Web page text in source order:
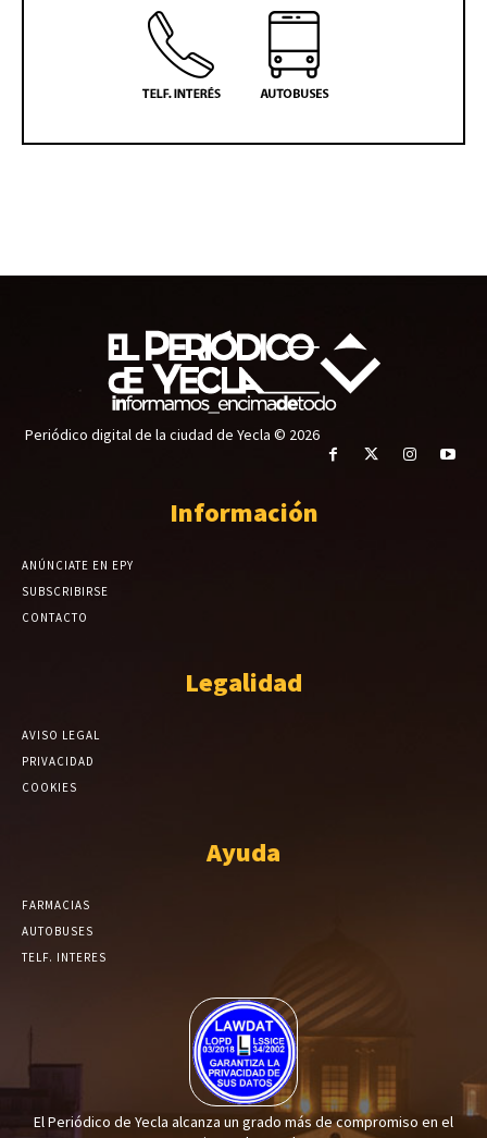
Periódico digital de la ciudad de Yecla © 2026
Información
ANÚNCIATE EN EPY
SUBSCRIBIRSE
CONTACTO
Legalidad
AVISO LEGAL
PRIVACIDAD
COOKIES
Ayuda
FARMACIAS
AUTOBUSES
TELF. INTERES
El Periódico de Yecla alcanza un grado más de compromiso en el